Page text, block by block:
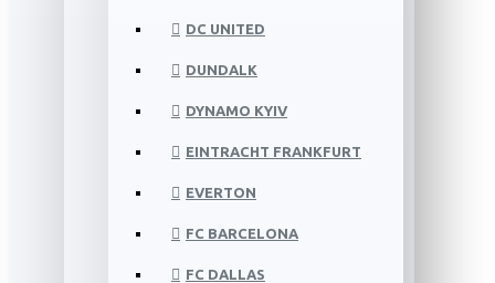
DC UNITED
DUNDALK
DYNAMO KYIV
EINTRACHT FRANKFURT
EVERTON
FC BARCELONA
FC DALLAS